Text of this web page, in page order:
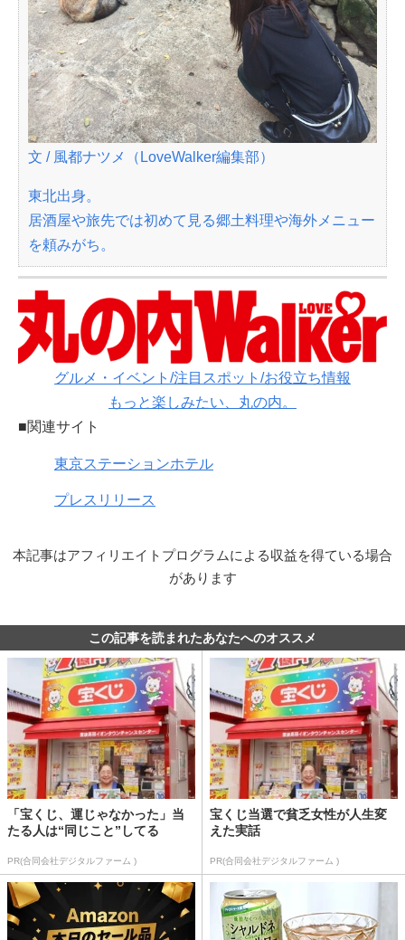
文 / 風都ナツメ（LoveWalker編集部）
東北出身。
居酒屋や旅先では初めて見る郷土料理や海外メニュー
を頼みがち。
グルメ・イベント/注目スポット/お役立ち情報
もっと楽しみたい、丸の内。
■関連サイト
東京ステーションホテル
プレスリリース
本記事はアフィリエイトプログラムによる収益を得ている場合
があります
この記事を読まれたあなたへのオススメ
「宝くじ、運じゃなかった」当
たる人は“同じこと”してる
PR(合同会社デジタルファーム )
宝くじ当選で貧乏女性が人生変
えた実話
PR(合同会社デジタルファーム )